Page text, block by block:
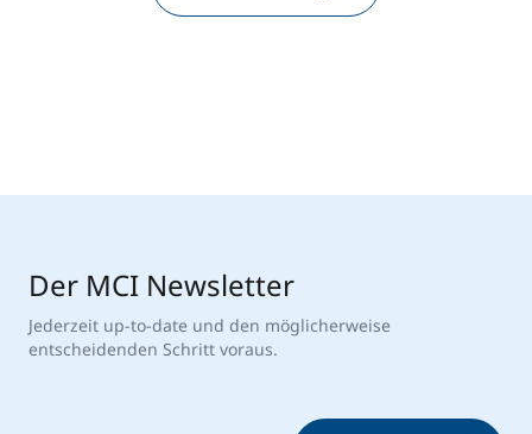
Der MCI Newsletter
Jederzeit up-to-date und den möglicherweise
entscheidenden Schritt voraus.